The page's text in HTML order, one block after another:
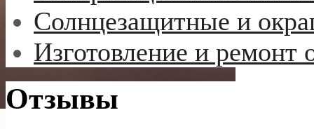
Солнцезащитные и
Изготовление и ремонт
Отзывы